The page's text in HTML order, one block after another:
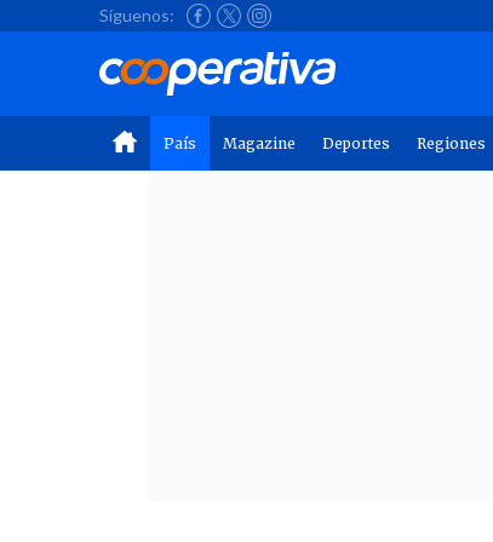
Síguenos:
País Magazine Deportes Regiones